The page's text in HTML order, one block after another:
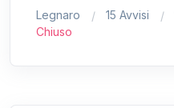
Legnaro 15 Avvisi
Chiuso